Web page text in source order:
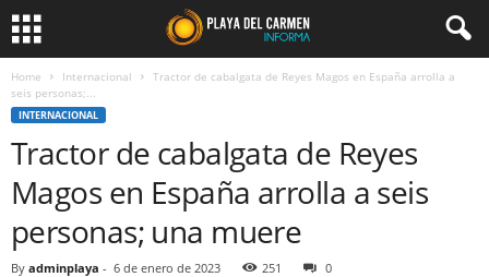
Home Internacional
Tractor de cabalgata de Reyes Magos en España arrolla a
seis personas;...
INTERNACIONAL
Tractor de cabalgata de Reyes
Magos en España arrolla a seis
personas; una muere
By adminplaya - 6 de enero de 2023 251 0